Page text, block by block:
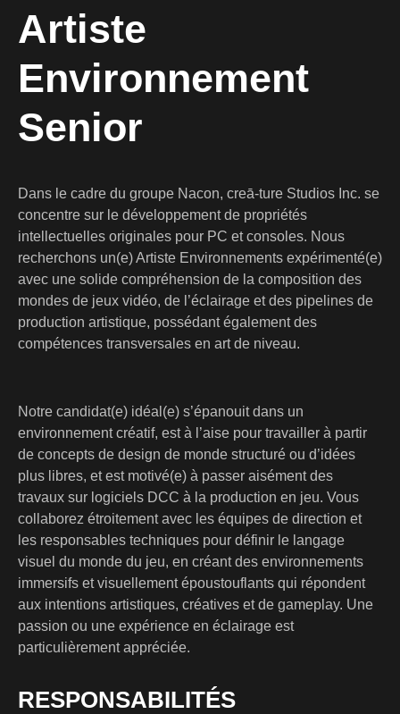
Artiste
Environnement
Senior
Dans le cadre du groupe Nacon, creā-ture Studios Inc. se
concentre sur le développement de propriétés
intellectuelles originales pour PC et consoles. Nous
recherchons un(e) Artiste Environnements expérimenté(e)
avec une solide compréhension de la composition des
mondes de jeux vidéo, de l’éclairage et des pipelines de
production artistique, possédant également des
compétences transversales en art de niveau.
Notre candidat(e) idéal(e) s’épanouit dans un
environnement créatif, est à l’aise pour travailler à partir
de concepts de design de monde structuré ou d’idées
plus libres, et est motivé(e) à passer aisément des
travaux sur logiciels DCC à la production en jeu. Vous
collaborez étroitement avec les équipes de direction et
les responsables techniques pour définir le langage
visuel du monde du jeu, en créant des environnements
immersifs et visuellement époustouflants qui répondent
aux intentions artistiques, créatives et de gameplay. Une
passion ou une expérience en éclairage est
particulièrement appréciée.
RESPONSABILITÉS